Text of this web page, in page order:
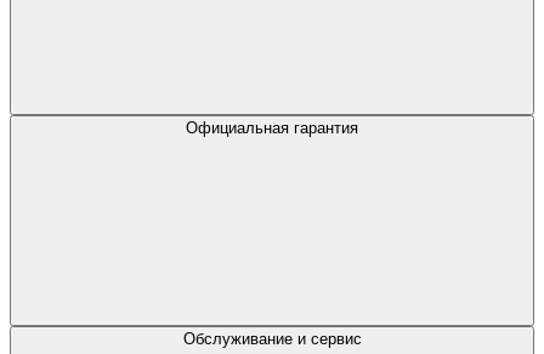
Официальная гарантия
Обслуживание и сервис